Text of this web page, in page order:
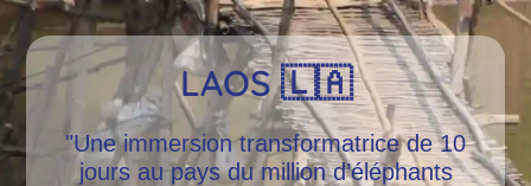
LAOS 🇱🇦
"Une immersion transformatrice de 10
jours au pays du million d’éléphants